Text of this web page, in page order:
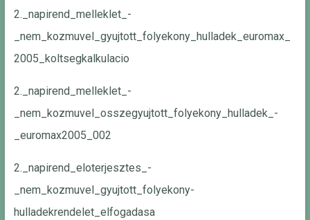
2._napirend_melleklet_-
_nem_kozmuvel_gyujtott_folyekony_hulladek_euromax_
2005_koltsegkalkulacio
2._napirend_melleklet_-
_nem_kozmuvel_osszegyujtott_folyekony_hulladek_-
_euromax2005_002
2._napirend_eloterjesztes_-
_nem_kozmuvel_gyujtott_folyekony-
hulladekrendelet_elfogadasa